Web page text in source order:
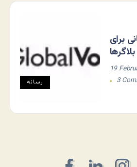
رسانه
برای
بلاگرها
19
3